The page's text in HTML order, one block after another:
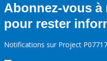
Abonnez-vous
pour rester
Notifications sur Project